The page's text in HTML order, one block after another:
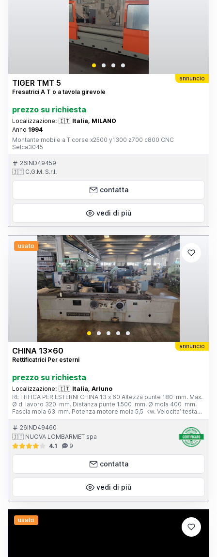
annuncio
TIGER TMT 5
Fresatrici A T o a tavola girevole
prezzo su richiesta
Localizzazione: 🇮🇹 Italia, MILANO
Anno 1994
Montante mobile a T corse x2500 y1300 z700 c800 CNC
Selca3045
26IND49459
🇮🇹 C.G.M. S.r.l.
contatta
vedi di più
usato
annuncio
CHINA 13x60
Rettificatrici Per esterni
prezzo su richiesta
Localizzazione: 🇮🇹 Italia, Arluno
RETTIFICA PER ESTERNI CHINA 13 x 60 Altezza punte 180 mm. Max.
Ø di lavoro 320 mm. Distanza punte 1.500 mm. Ø mola 400 mm.
Fascia mola 63 mm. Potenza motore mola 5,5 kw. Velocita’ testa
portapezzo - N. 6; 28 - 280 g/min. Inclinazione tavola - 3° / + 6°
Peso totale 3.800 kg. Completa di: - n. 1 autocentrante Ø 165 mm.
- n. 1 lunetta chiusa - vasca con filtro - cunei di livellamento
26IND49460
🇮🇹 NUOVA LOMBARMET spa
4.1
9
contatta
vedi di più
usato